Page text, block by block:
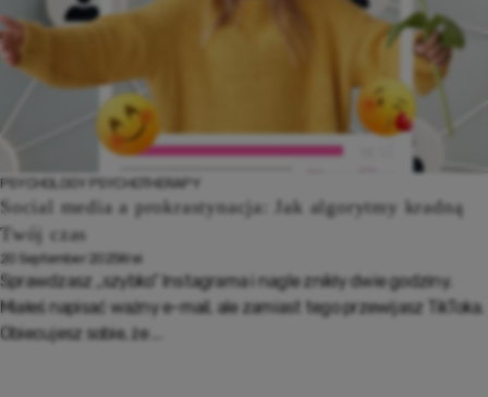
PSYCHOLOGY PSYCHOTHERAPY
Social media a prokrastynacja: Jak algorytmy kradną
Twój czas
20 September 2025Krei
Sprawdzasz „szybko” Instagrama i nagle znikły dwie godziny.
Miałeś napisać ważny e-mail, ale zamiast tego przewijasz TikToka.
Obiecujesz sobie, że ...